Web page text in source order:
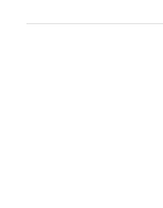
Gazebo